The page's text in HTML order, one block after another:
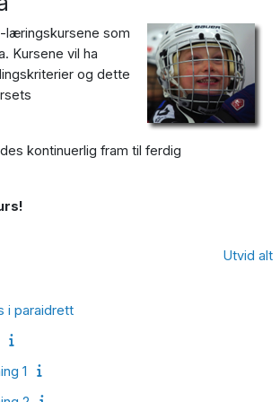
læringskursene som
Kursene vil ha
og dette
kontinuerlig fram til ferdig
Utvid alt
i paraidrett
1